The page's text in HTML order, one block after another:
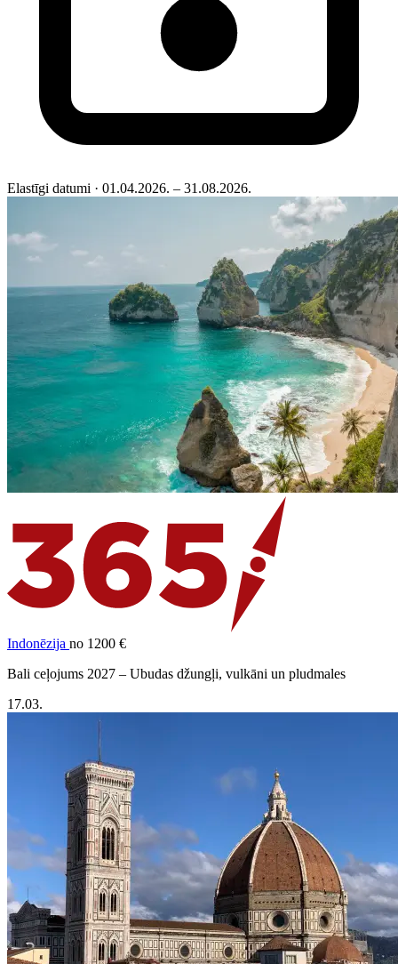
Elastīgi datumi · 01.04.2026. – 31.08.2026.
Indonēzija no 1200 €
Bali ceļojums 2027 – Ubudas džungļi, vulkāni un pludmales
17.03.